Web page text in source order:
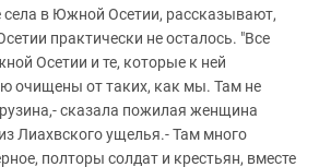
села в Южной Осетии, рассказывают,
практически не осталось. "Все
Осетии и те, которые к ней
очищены от таких, как мы. Там не
сказала пожилая женщина
Лиахвского ущелья.- Там много
полторы солдат и крестьян, вместе